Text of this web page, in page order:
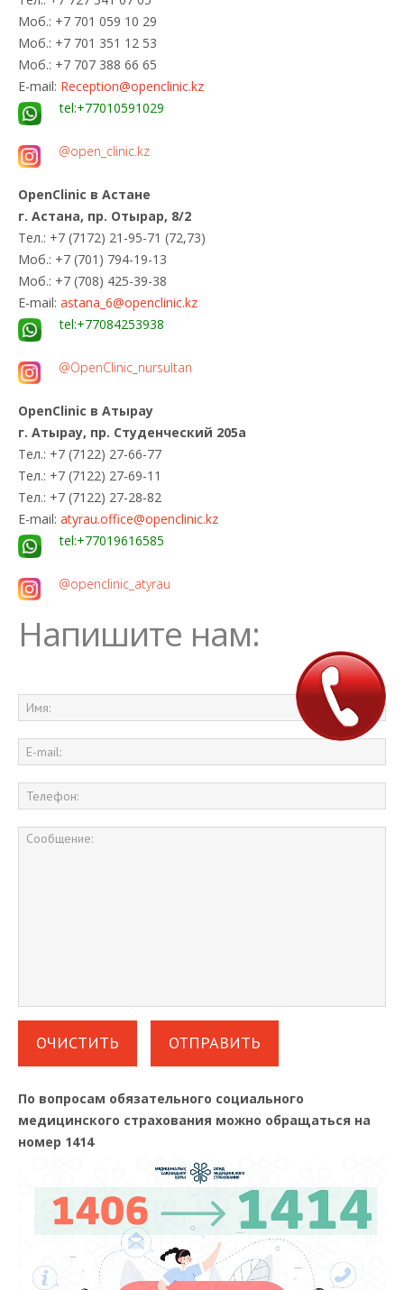
Моб.: +7 701 059 10 29
Моб.: +7 701 351 12 53
Моб.: +7 707 388 66 65
E-mail: Reception@openclinic.kz
tel:+77010591029
@open_clinic.kz
OpenClinic в Астане
г. Астана, пр. Отырар, 8/2
Тел.: +7 (7172) 21-95-71 (72,73)
Моб.: +7 (701) 794-19-13
Моб.: +7 (708) 425-39-38
E-mail: astana_6@openclinic.kz
tel:+77084253938
@OpenClinic_nursultan
OpenClinic в Атырау
г. Атырау, пр. Студенческий 205а
Тел.: +7 (7122) 27-66-77
Тел.: +7 (7122) 27-69-11
Тел.: +7 (7122) 27-28-82
E-mail: atyrau.office@openclinic.kz
tel:+77019616585
@openclinic_atyrau
Напишите нам:
По вопросам обязательного социального
медицинского страхования можно обращаться на
номер 1414